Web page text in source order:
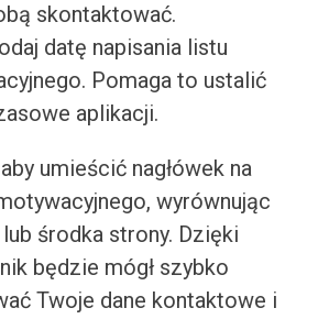
skontaktować.
datę napisania listu
Pomaga to ustalić
aplikacji.
umieścić nagłówek na
wyrównując
środka strony. Dzięki
będzie mógł szybko
Twoje dane kontaktowe i